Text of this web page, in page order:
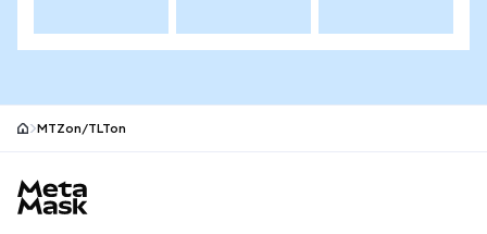
MTZon/TLTon